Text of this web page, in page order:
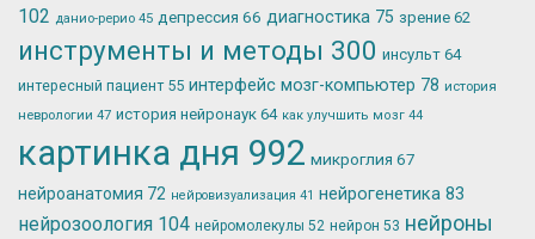
102 данио-рерио 45 депрессия 66 диагностика 75 зрение 62
инструменты и методы 300 инсульт 64
интересный пациент 55 интерфейс мозг-компьютер 78 история
неврологии 47 история нейронаук 64 как улучшить мозг 44
картинка дня 992 микроглия 67
нейроанатомия 72 нейровизуализация 41 нейрогенетика 83
нейрозоология 104 нейромолекулы 52 нейрон 53 нейроны